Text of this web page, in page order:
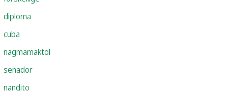
diploma
cuba
nagmamaktol
senador
nandito